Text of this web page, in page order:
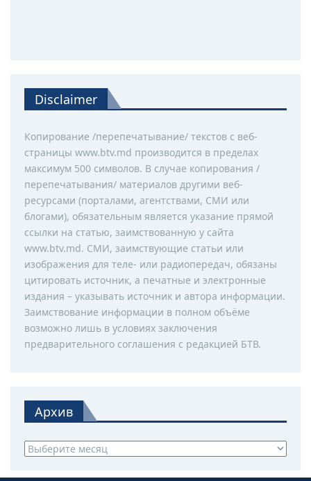
Disclaimer
Копирование /перепечатывание/ текстов с веб-
страницы www.btv.md производится в пределах
максимум 500 символов. В случае копирования /
перепечатывания/ материалов другими веб-
ресурсами (порталами, агентствами, СМИ или
блогами), обязательным является указание прямой
ссылки на статью, заимствованную у сайта
www.btv.md. СМИ, заимствующие статьи или
изображения для теле- или радиопередач, обязаны
цитировать источник, а печатные и электронные
издания – указывать источник и автора информации.
Заимствование информации в полном объёме
возможно лишь в условиях заключения
предварительного соглашения с редакцией БТВ.
Архив
Архив